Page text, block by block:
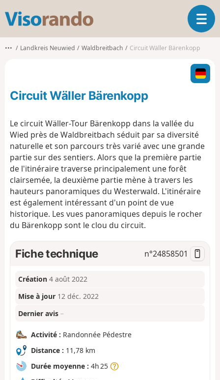
s
o
o
O
u
i
r
l
g
••• Landkreis Neuwied Waldbreitbach Circuit Wäller Bärenkopp
Circuit Wäller Bärenkopp
Le circuit Wäller-Tour Bärenkopp dans la vallée du
Wied près de Waldbreitbach séduit par sa diversité
naturelle et son parcours très varié avec une grande
partie sur des sentiers. Alors que la première partie
de l'itinéraire traverse principalement une forêt
clairsemée, la deuxième partie mène à travers les
hauteurs panoramiques du Westerwald. L'itinéraire
est également intéressant d'un point de vue
historique. Les vues panoramiques depuis le rocher
du Bärenkopp sont le clou du circuit.
Fiche technique n°24858501
Création 4 août 2022
Mise à jour 12 déc. 2022
Dernier avis –
Activité : Randonnée Pédestre
Distance : 11,78 km
Durée moyenne : 4h 25